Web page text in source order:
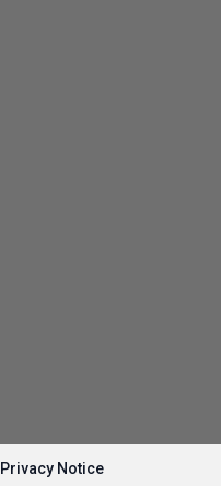
Privacy Notice